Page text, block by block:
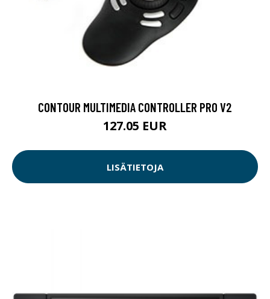
CONTOUR MULTIMEDIA CONTROLLER PRO V2
127.05 EUR
LISÄTIETOJA